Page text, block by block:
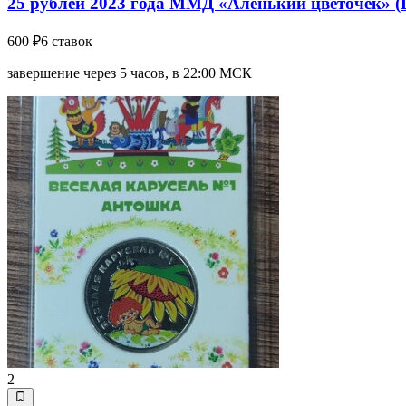
600 ₽6 ставок
завершение через 5 часов, в 22:00 МСК
2